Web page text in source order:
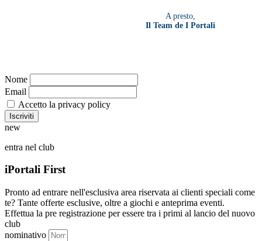
A presto,
Il Team de I Portali
Nome
Email
Accetto la privacy policy
new
entra nel club
iPortali First
Pronto ad entrare nell'esclusiva area riservata ai clienti speciali come
te? Tante offerte esclusive, oltre a giochi e anteprima eventi.
Effettua la pre registrazione per essere tra i primi al lancio del nuovo
club
nominativo